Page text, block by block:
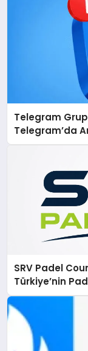
Telegram
Telegram’da
Ulaşın
SRV Padel
Türkiye’nin